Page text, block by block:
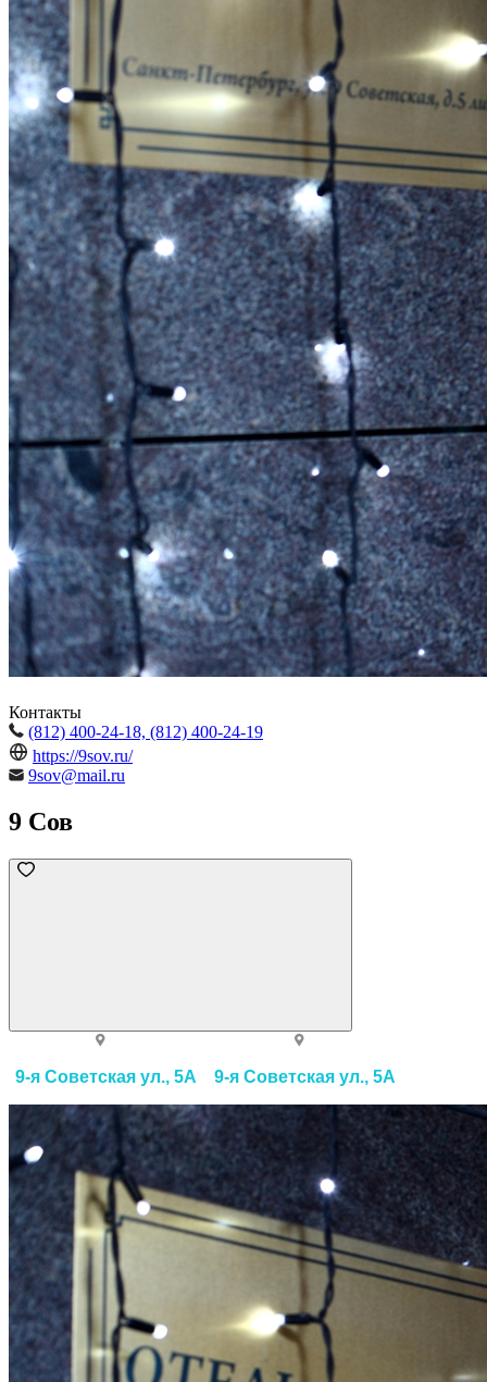
Контакты
(812) 400-24-18, (812) 400-24-19
https://9sov.ru/
9sov@mail.ru
9 Сов
9-я Советская ул., 5А 9-я Советская ул., 5А